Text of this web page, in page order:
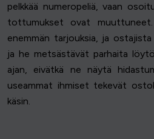
pelkkää numeropeliä, vaan
tottumukset ovat muuttuneet.
enemmän tarjouksia, ja
ja he metsästävät parhaita
ajan, eivätkä ne näytä
useammat ihmiset tekevät
käsin.